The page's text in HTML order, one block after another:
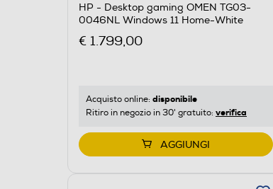
HP - Desktop gaming OMEN TG03-
0046NL Windows 11 Home-White
€ 1.799,00
Acquisto online: disponibile
Ritiro in negozio in 30' gratuito: verifica
AGGIUNGI